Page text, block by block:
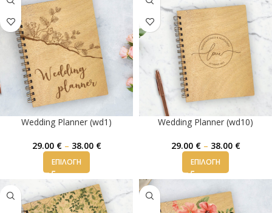
Wedding Planner (wd1)
29.00 € – 38.00 €
ΕΠΙΛΟΓΉ
Wedding Planner (wd10)
29.00 € – 38.00 €
ΕΠΙΛΟΓΉ